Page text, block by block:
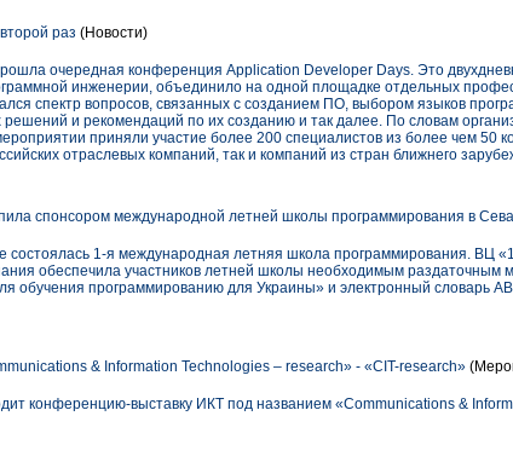
раз (Новости)
очередная конференция Application Developer Days. Это
инженерии, объединило на одной площадке отдельных
спектр вопросов, связанных с созданием ПО, выбором языков
и рекомендаций по их созданию и так далее. По словам
приняли участие более 200 специалистов из более чем 50
отраслевых компаний, так и компаний из стран ближнего
спонсором международной летней школы программирования в
состоялась 1-я международная летняя школа программирования. ВЦ
обеспечила участников летней школы необходимым раздаточным
обучения программированию для Украины» и электронный словарь
& Information Technologies – research» - «СIT-research»
конференцию-выставку ИКТ под названием «Communications &